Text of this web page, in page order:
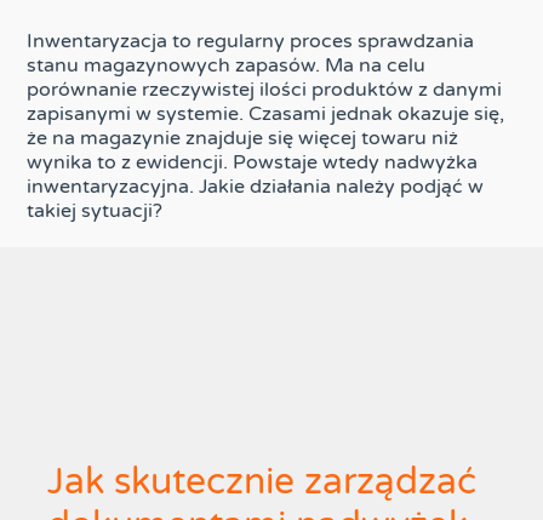
Inwentaryzacja to regularny proces sprawdzania
stanu magazynowych zapasów. Ma na celu
porównanie rzeczywistej ilości produktów z danymi
zapisanymi w systemie. Czasami jednak okazuje się,
że na magazynie znajduje się więcej towaru niż
wynika to z ewidencji. Powstaje wtedy nadwyżka
inwentaryzacyjna. Jakie działania należy podjąć w
takiej sytuacji?
Jak skutecznie zarządzać